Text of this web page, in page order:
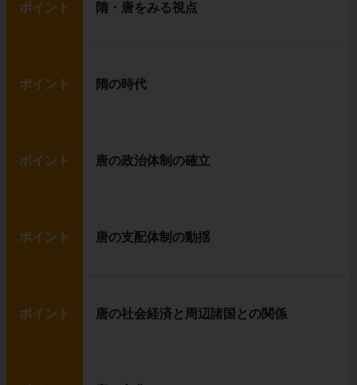
ポイント 隋・唐をみる視点
ポイント 隋の時代
ポイント 唐の政治体制の確立
ポイント 唐の支配体制の動揺
ポイント 唐の社会経済と周辺諸国との関係